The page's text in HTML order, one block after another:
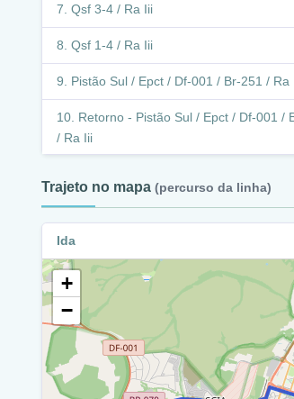
Qsf 3-4 / Ra Iii
Qsf 1-4 / Ra Iii
Pistão Sul / Epct / Df-001 / Br-251 / Ra
Retorno - Pistão Sul / Epct / Df-001 /
/ Ra Iii
Avenida Areal / Ra Iii
Areal / Ra Iii
Avenida Águas Claras / Ra Iii
Avenida Águas Claras / Ra Xxxiii
Pistão Sul / Epct / Df-001 / Br-251 /
Trajeto no mapa (percurso da linha)
Ida
+
−